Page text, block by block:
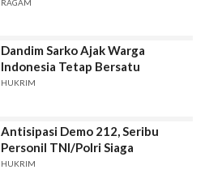
RAGAM
Dandim Sarko Ajak Warga
Indonesia Tetap Bersatu
HUKRIM
Antisipasi Demo 212, Seribu
Personil TNI/Polri Siaga
HUKRIM